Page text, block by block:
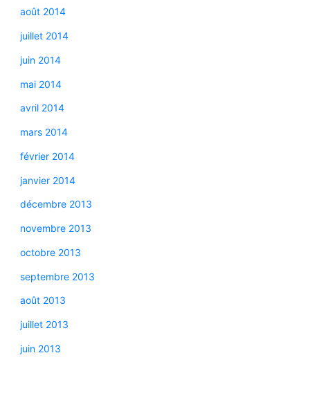
août 2014
juillet 2014
juin 2014
mai 2014
avril 2014
mars 2014
février 2014
janvier 2014
décembre 2013
novembre 2013
octobre 2013
septembre 2013
août 2013
juillet 2013
juin 2013